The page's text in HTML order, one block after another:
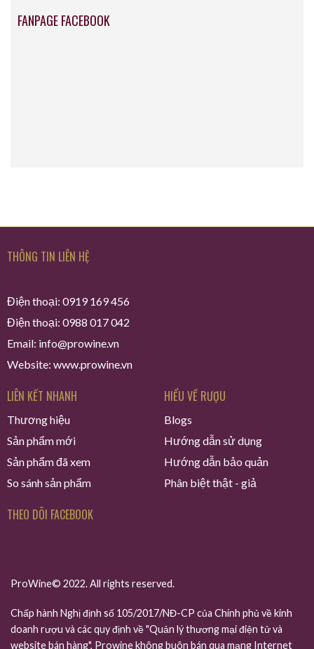
FANPAGE FACEBOOK
THÔNG TIN LIÊN HỆ
Điện thoại: 0919 169 456
Điện thoại: 0988 017 042
Email: info@prowine.vn
Website: www.prowine.vn
LIÊN KẾT NHANH
Thương hiệu
Sản phẩm mới
Sản phẩm đã xem
So sánh sản phẩm
HIỂU VỀ RƯỢU
Blogs
Hướng dẫn sử dụng
Hướng dẫn bảo quản
Phân biệt thật - giả
THEO DÕI FACEBOOK
ProWine© 2022. All rights reserved.
Chấp hành Nghị định số 105/2017/NĐ-CP của Chính phủ về kinh
doanh rượu và các quy định về "Quản lý thương mại điện tử và
website bán hàng", Prowine không buôn bán qua mạng Internet